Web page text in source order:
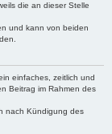
die an dieser Stelle
und kann von beiden
einfaches, zeitlich und
Beitrag im Rahmen des
nach Kündigung des